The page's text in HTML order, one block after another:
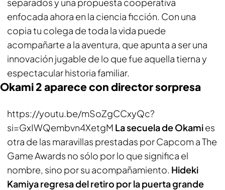
enfocada ahora en la ciencia ficción. Con una
copia tu colega de toda la vida puede
acompañarte a la aventura, que apunta a ser una
innovación jugable de lo que fue aquella tierna y
espectacular historia familiar.
Okami 2 aparece con director sorpresa
https://youtu.be/mSoZgCCxyQc?
si=GxIWQembvn4XetgM La secuela de Okamies
otra de las maravillas prestadas por Capcom a The
Game Awards no sólo por lo que significa el
nombre, sino por su acompañamiento. Hideki
Kamiya regresa del retiro por la puerta grande